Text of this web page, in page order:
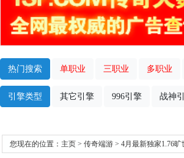
热门搜索 单职业 三职业 多职业
引擎类型 其它引擎 996引擎 战神
您现在的位置： 主页 > 传奇端游 > 4月最新独家1.76